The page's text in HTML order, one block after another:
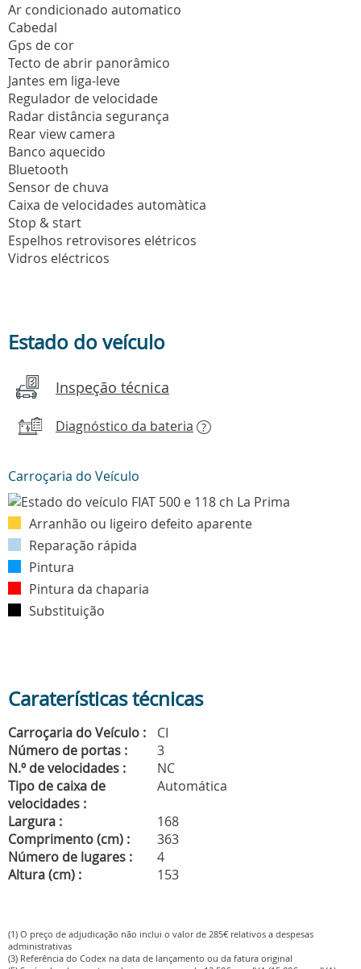
Ar condicionado automatico
Cabedal
Gps de cor
Tecto de abrir panorâmico
Jantes em liga-leve
Regulador de velocidade
Radar distância segurança
Rear view camera
Banco aquecido
Bluetooth
Sensor de chuva
Caixa de velocidades automàtica
Stop & start
Espelhos retrovisores elétricos
Vidros eléctricos
Estado do veículo
Inspeção técnica
Diagnóstico da bateria ?
Carroçaria do Veículo
Arranhão ou ligeiro defeito aparente
Reparação rápida
Pintura
Pintura da chaparia
Substituição
Caraterísticas técnicas
Carroçaria do Veículo :
CI
Número de portas :
3
N.º de velocidades :
NC
Tipo de caixa de
velocidades :
Automática
Largura :
168
Comprimento (cm) :
363
Número de lugares :
4
Altura (cm) :
153
(1) O preço de adjudicação não inclui o valor de 285€ relativos a despesas
administrativas
(3) Referência do Codex na data de lançamento ou da fatura original